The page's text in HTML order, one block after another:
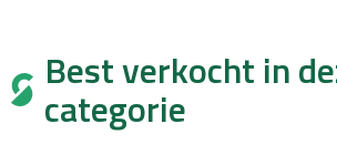
Best verkocht in
categorie